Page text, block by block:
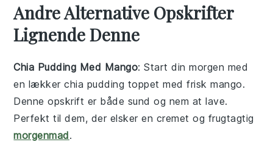
Andre Alternative Opskrifter
Lignende Denne
Chia Pudding Med Mango: Start din morgen med
en lækkerchia pudding toppet med frisk mango.
Denne opskrift er både sund og nem at lave.
Perfekt til dem, der elsker en cremet og frugtagtig
morgenmad.